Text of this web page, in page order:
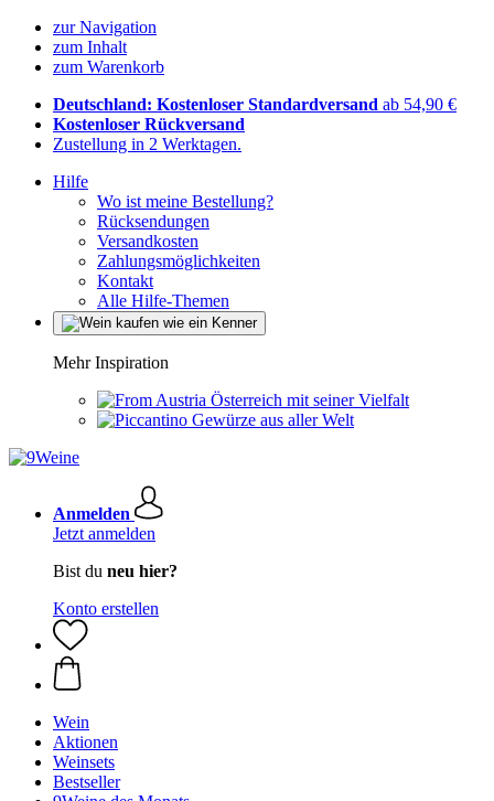
zur Navigation
zum Inhalt
zum Warenkorb
Deutschland: Kostenloser Standardversand ab 54,90 €
Kostenloser Rückversand
Zustellung in 2 Werktagen.
Hilfe
Wo ist meine Bestellung?
Rücksendungen
Versandkosten
Zahlungsmöglichkeiten
Kontakt
Alle Hilfe-Themen
Mehr Inspiration
Österreich mit seiner Vielfalt
Gewürze aus aller Welt
Anmelden
Jetzt anmelden
Bist du neu hier?
Konto erstellen
Wein
Aktionen
Weinsets
Bestseller